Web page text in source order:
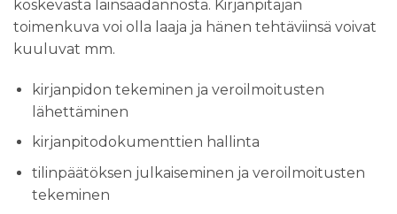
koskevasta lainsäädännöstä. Kirjanpitäjän
toimenkuva voi olla laaja ja hänen tehtäviinsä voivat
kuuluvat mm.
kirjanpidon tekeminen ja veroilmoitusten
lähettäminen
kirjanpitodokumenttien hallinta
tilinpäätöksen julkaiseminen ja veroilmoitusten
tekeminen